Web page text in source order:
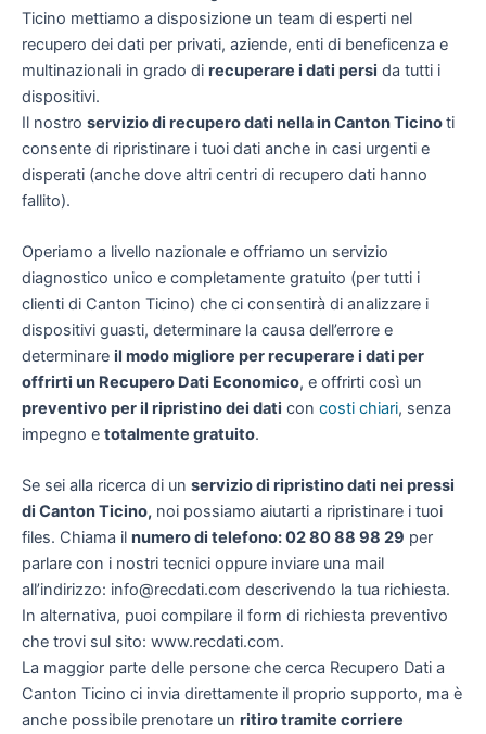
Ticino mettiamo a disposizione un team di esperti nel
recupero dei dati per privati, aziende, enti di beneficenza e
multinazionali in grado di recuperare i dati persi da tutti i
dispositivi.
Il nostro servizio di recupero dati nella in Canton Ticinoti
consente di ripristinare i tuoi dati anche in casi urgenti e
disperati (anche dove altri centri di recupero dati hanno
fallito).
Operiamo a livello nazionale e offriamo un servizio
diagnostico unico e completamente gratuito (per tutti i
clienti di Canton Ticino) che ci consentirà di analizzare i
dispositivi guasti, determinare la causa dell’errore e
determinare il modo migliore per recuperare i dati per
offrirti un Recupero Dati Economico, e offrirti così un
preventivo per il ripristino dei dati con costi chiari, senza
impegno e totalmente gratuito.
Se sei alla ricerca di un servizio di ripristino dati nei pressi
di Canton Ticino, noi possiamo aiutarti a ripristinare i tuoi
files. Chiama il numero di telefono: 02 80 88 98 29 per
parlare con i nostri tecnici oppure inviare una mail
all’indirizzo: info@recdati.com descrivendo la tua richiesta.
In alternativa, puoi compilare il form di richiesta preventivo
che trovi sul sito: www.recdati.com.
La maggior parte delle persone che cerca Recupero Dati a
Canton Ticino ci invia direttamente il proprio supporto, ma è
anche possibile prenotare un ritiro tramite corriere